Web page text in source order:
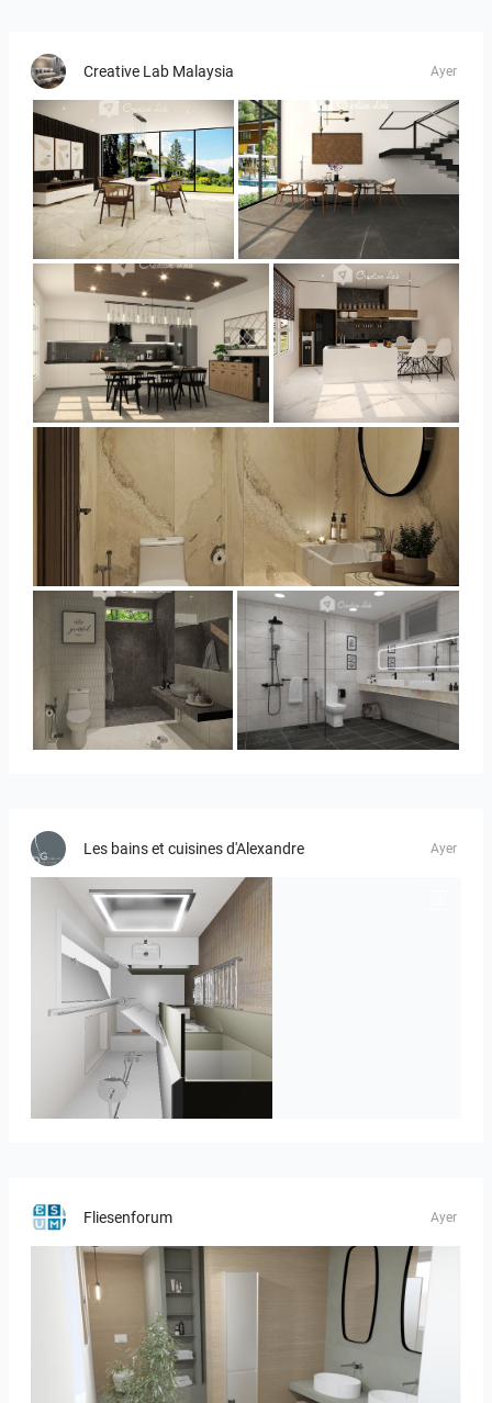
Creative Lab Malaysia Ayer
YUSMAN_DINING YUSMAN_DINING
YUSMAN_KITCHEN YUSMAN_KITCHEN
YUSMAN_BATHROOM
YUSMAN_BATHROOM KHAI_MASTERBATHROOM
Les bains et cuisines d'Alexandre Ayer
JEGOUX-PASSER 2
Fliesenforum Ayer